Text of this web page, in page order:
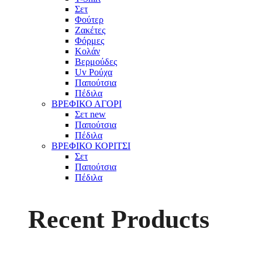
Σετ
Φούτερ
Ζακέτες
Φόρμες
Κολάν
Βερμούδες
Uv Ρούχα
Παπούτσια
Πέδιλα
ΒΡΕΦΙΚΟ ΑΓΟΡΙ
Σετ new
Παπούτσια
Πέδιλα
ΒΡΕΦΙΚΟ ΚΟΡΙΤΣΙ
Σετ
Παπούτσια
Πέδιλα
Recent Products